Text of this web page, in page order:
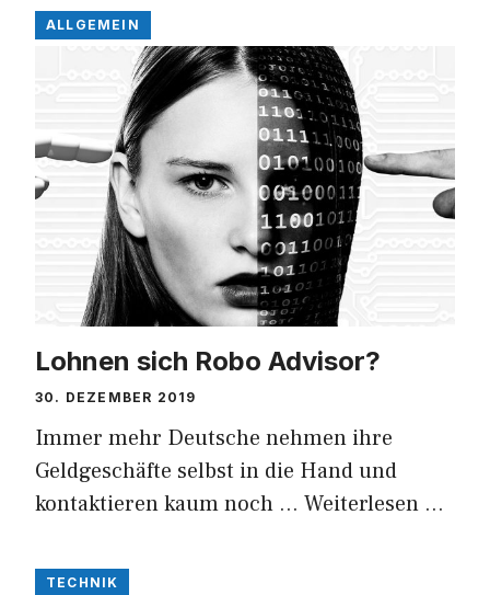
ALLGEMEIN
Lohnen sich Robo Advisor?
30. DEZEMBER 2019
Immer mehr Deutsche nehmen ihre
Geldgeschäfte selbst in die Hand und
kontaktieren kaum noch … Weiterlesen …
TECHNIK